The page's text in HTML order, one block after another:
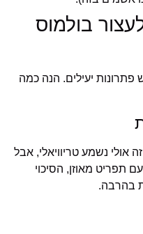
בולמוס
יעילים. הנה כמה
אולי נשמע טריוויאלי, אבל
תפריט מאוזן, הסיכוי
בהרבה.